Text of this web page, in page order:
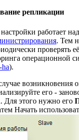
репликации
работает
. Тем
проверять
операционной
).
возникновения
его -
Для этого нужно его
Начать